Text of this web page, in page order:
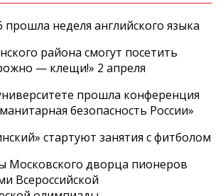
неделя английского языка
района смогут посетить
— клещи!» 2 апреля
прошла конференция
безопасность России»
стартуют занятия с фитболом
Московского дворца пионеров
Всероссийской